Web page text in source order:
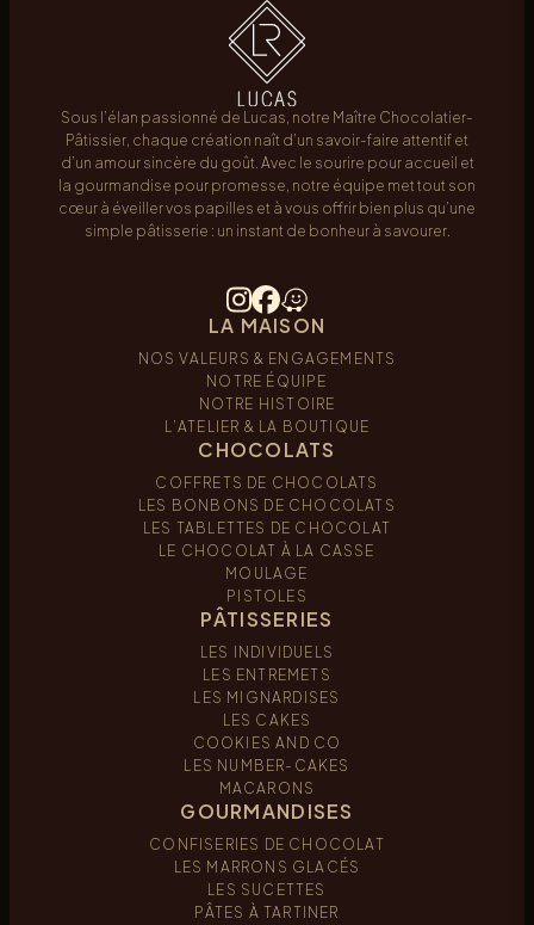
Sous l’élan passionné de Lucas, notre Maître Chocolatier-
Pâtissier, chaque création naît d’un savoir-faire attentif et
d’un amour sincère du goût. Avec le sourire pour accueil et
la gourmandise pour promesse, notre équipe met tout son
cœur à éveiller vos papilles et à vous offrir bien plus qu’une
simple pâtisserie : un instant de bonheur à savourer.
LA MAISON
NOS VALEURS & ENGAGEMENTS
NOTRE ÉQUIPE
NOTRE HISTOIRE
L’ATELIER & LA BOUTIQUE
CHOCOLATS
COFFRETS DE CHOCOLATS
LES BONBONS DE CHOCOLATS
LES TABLETTES DE CHOCOLAT
LE CHOCOLAT À LA CASSE
MOULAGE
PISTOLES
PÂTISSERIES
LES INDIVIDUELS
LES ENTREMETS
LES MIGNARDISES
LES CAKES
COOKIES AND CO
LES NUMBER-CAKES
MACARONS
GOURMANDISES
CONFISERIES DE CHOCOLAT
LES MARRONS GLACÉS
LES SUCETTES
PÂTES À TARTINER